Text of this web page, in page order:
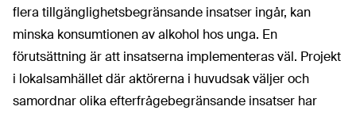
flera tillgänglighets­begränsande insatser ingår, kan
minska konsumtionen av alkohol hos unga. En
förutsättning är att insatserna implementeras väl. Projekt
i lokalsamhället där aktörerna i huvud­sak väljer och
samordnar olika efterfråge­begränsande insatser har